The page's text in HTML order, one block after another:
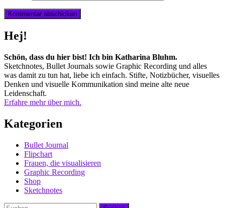
Hej!
Schön, dass du hier bist! Ich bin Katharina Bluhm.
Sketchnotes, Bullet Journals sowie Graphic Recording und alles
was damit zu tun hat, liebe ich einfach. Stifte, Notizbücher, visuelles
Denken und visuelle Kommunikation sind meine alte neue
Leidenschaft.
Erfahre mehr über mich.
Kategorien
Bullet Journal
Flipchart
Frauen, die visualisieren
Graphic Recording
Shop
Sketchnotes